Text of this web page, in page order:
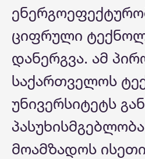
ციფრული
დანერგვა. ამ
საქართველოს
უნივერსიტეტს
მოამზადოს